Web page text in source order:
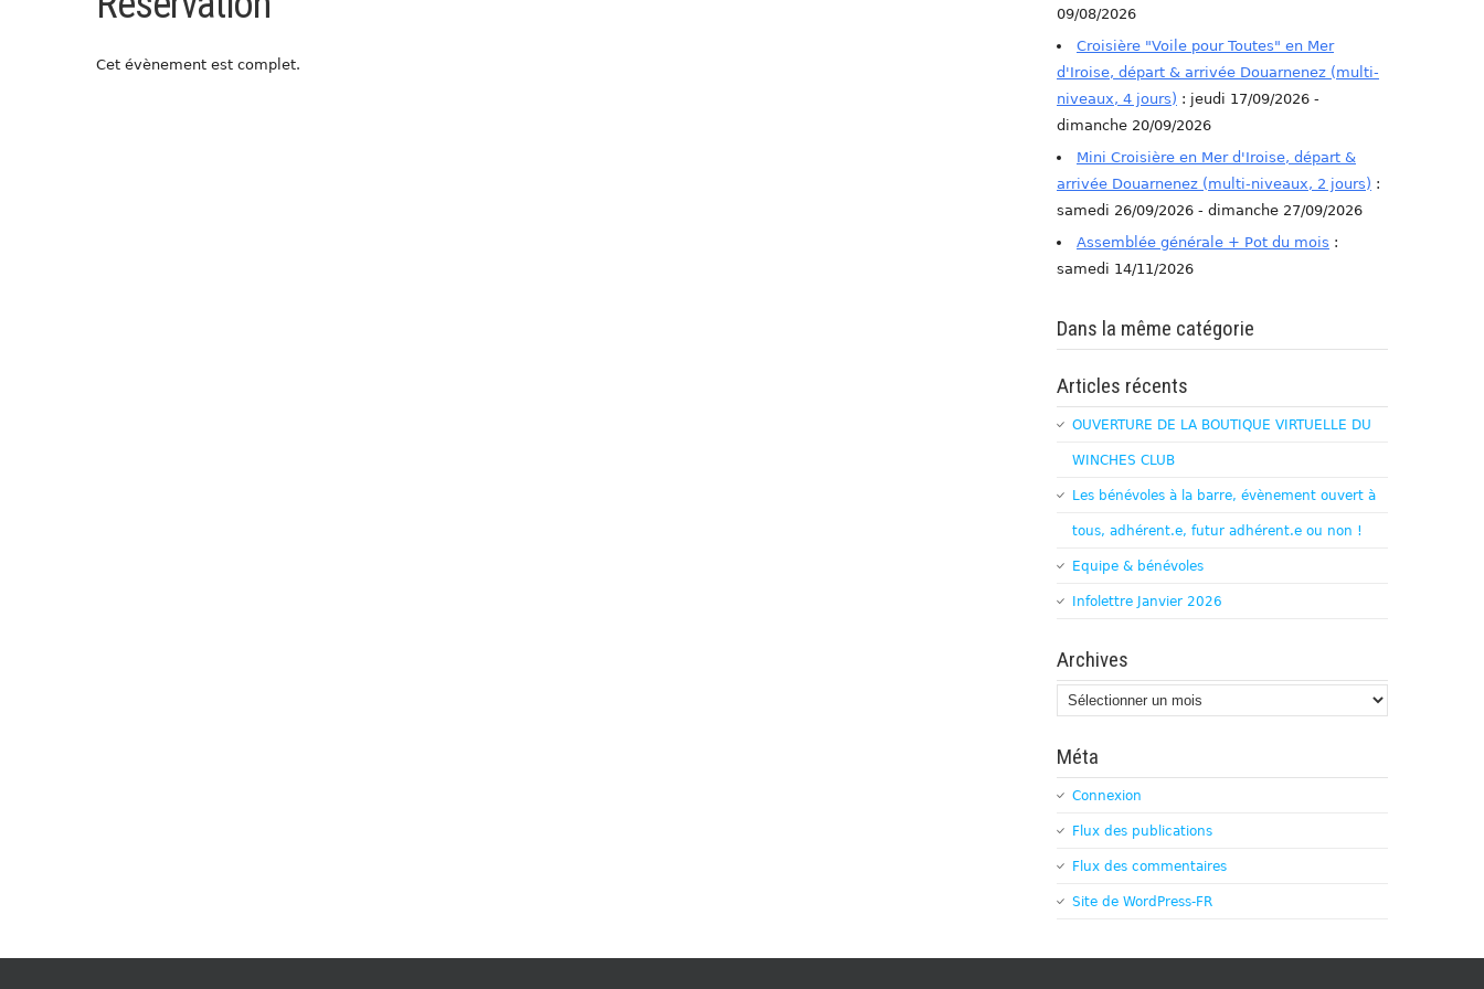
Cet évènement est complet.
09/08/2026
Croisière "Voile pour Toutes" en Mer
d'Iroise, départ & arrivée Douarnenez (multi-
niveaux, 4 jours) : jeudi 17/09/2026 -
dimanche 20/09/2026
Mini Croisière en Mer d'Iroise, départ &
arrivée Douarnenez (multi-niveaux, 2 jours) :
samedi 26/09/2026 - dimanche 27/09/2026
Assemblée générale + Pot du mois :
samedi 14/11/2026
Dans la même catégorie
Articles récents
OUVERTURE DE LA BOUTIQUE VIRTUELLE DU
WINCHES CLUB
Les bénévoles à la barre, évènement ouvert à
tous, adhérent.e, futur adhérent.e ou non !
Equipe & bénévoles
Infolettre Janvier 2026
Archives
Archives
Méta
Connexion
Flux des publications
Flux des commentaires
Site de WordPress-FR